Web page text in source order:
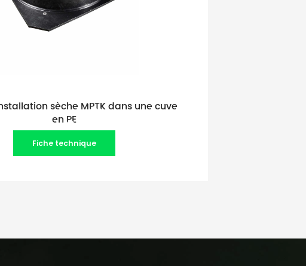
sèche MPTK dans une cuve
en PE
Fiche technique